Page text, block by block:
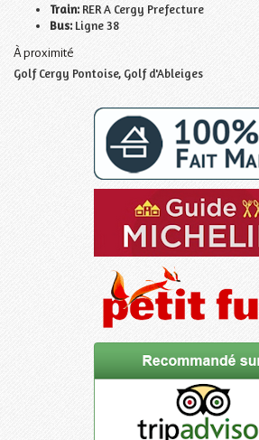
Train:RER A Cergy Prefecture
Bus:Ligne 38
À proximité
Golf Cergy Pontoise, Golf d'Ableiges